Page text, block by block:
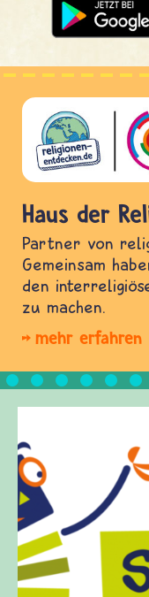
Haus der
Partner von
Gemeinsam
den
zu machen.
mehr erfahren